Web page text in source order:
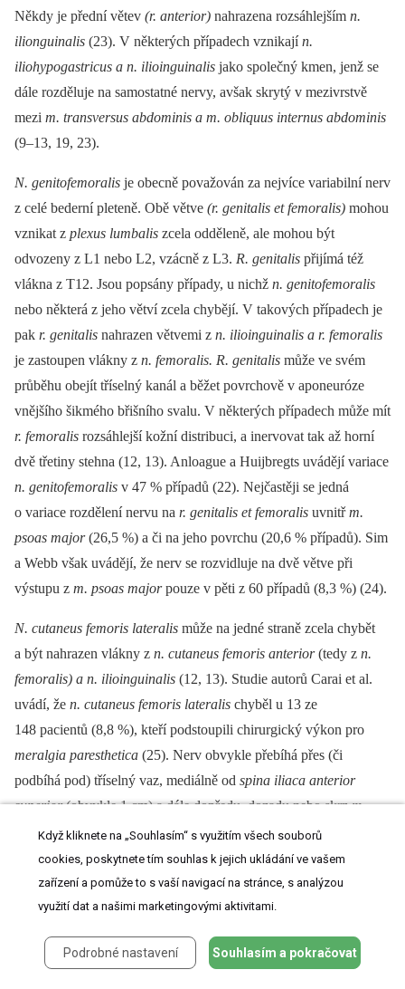
Někdy je přední větev (r. anterior) nahrazena rozsáhlejším n.
ilionguinalis (23). V některých případech vznikajín.
iliohypogastricus a n. ilioinguinalis jako společný kmen, jenž se
dále rozděluje na samostatné nervy, avšak skrytý v mezivrstvě
mezi m. transversus abdominis a m. obliquus internus abdominis
(9–13, 19, 23).
N. genitofemoralis je obecně považován za nejvíce variabilní nerv
z celé bederní pleteně. Obě větve (r. genitalis et femoralis) mohou
vznikat z plexus lumbalis zcela odděleně, ale mohou být
odvozeny z L1 nebo L2, vzácně z L3. R. genitalis přijímá též
vlákna z T12. Jsou popsány případy, u nichž n. genitofemoralis
nebo některá z jeho větví zcela chybějí. V takových případech je
pak r. genitalis nahrazen větvemi z n. ilioinguinalis a r. femoralis
je zastoupen vlákny z n. femoralis. R. genitalis může ve svém
průběhu obejít tříselný kanál a běžet povrchově v aponeuróze
vnějšího šikmého břišního svalu. V některých případech může mít
r. femoralis rozsáhlejší kožní distribuci, a inervovat tak až horní
dvě třetiny stehna (12, 13). Anloague a Huijbregts uvádějí variace
n. genitofemoralis v 47 % případů (22). Nejčastěji se jedná
o variace rozdělení nervu na r. genitalis et femoralis uvnitřm.
psoas major(26,5 %) a či na jeho povrchu (20,6 % případů). Sim
a Webb však uvádějí, že nerv se rozvidluje na dvě větve při
výstupu z m. psoas majorpouze v pěti z 60 případů (8,3 %) (24).
N. cutaneus femoris lateralis může na jedné straně zcela chybět
a být nahrazen vlákny z n. cutaneus femoris anterior(tedy z n.
femoralis) a n. ilioinguinalis (12, 13). Studie autorů Carai et al.
uvádí, že n. cutaneus femoris lateralis chyběl u 13 ze
148 pacientů (8,8 %), kteří podstoupili chirurgický výkon pro
meralgia paresthetica (25). Nerv obvykle přebíhá přes (či
podbíhá pod) tříselný vaz, mediálně od spina iliaca anterior
superior(obvykle 1 cm) a dále dopředu, dozadu nebo skrzm.
sartoriuspokračuje na stehno. Může však také procházet pod
tříselným vazem skrzlacuna musculorumuprostřed vzdálenosti
mezispina iliaca anterior superior a a. femoralis(12, 13).
35,3 % zkoumaných případů, včetně dělenín. femoralisna úrovni
m. psoas majorna dvě, někdy tři dílčí větve (22). Spratt et al.
Když kliknete na „Souhlasím“ s využitím všech souborů
cookies, poskytnete tím souhlas k jejich ukládání ve vašem
zařízení a pomůže to s vaší navigací na stránce, s analýzou
využití dat a našimi marketingovými aktivitami.
Podrobné nastavení Souhlasím a pokračovat